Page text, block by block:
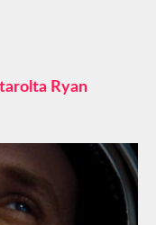
Ryan